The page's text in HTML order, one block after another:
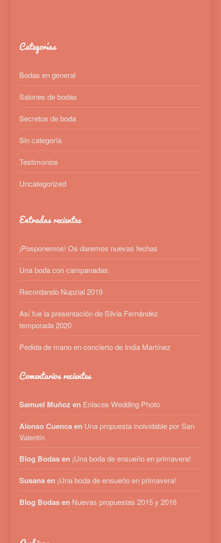
Categorías
Bodas en general
Salones de bodas
Secretos de boda
Sin categoría
Testimonios
Uncategorized
Entradas recientes
¡Posponemos! Os daremos nuevas fechas
Una boda con campanadas.
Recordando Nupzial 2019
Así fue la presentación de Silvia Fernández
temporada 2020
Pedida de mano en concierto de India Martínez
Comentarios recientes
Samuel Muñoz en Enlaces Wedding Photo
Alonso Cuenca en Una propuesta inolvidable por San
Valentín
Blog Bodas en ¡Una boda de ensueño en primavera!
Susana en ¡Una boda de ensueño en primavera!
Blog Bodas en Nuevas propuestas 2015 y 2016